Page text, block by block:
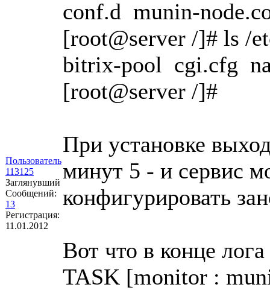
Пользователь
113125
Заглянувший
Сообщений:
13
Регистрация:
11.01.2012
conf.d munin-
[root@server /]# ls /
bitrix-pool cgi.cfg
[root@server /]#
При установке
минут 5 - и сервис
конфигурировать
Вот что в конце лога
TASK [monitor :